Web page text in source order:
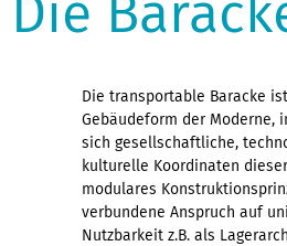
Die transportable Baracke
Gebäudeform der Moderne,
sich gesellschaftliche,
kulturelle Koordinaten
modulares
verbundene Anspruch auf
Nutzbarkeit z.B. als